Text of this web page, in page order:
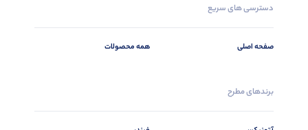
دسترسی های سریع
صفحه اصلی همه محصولات
برندهای مطرح